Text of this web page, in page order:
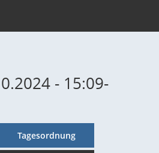
- 15:09-
Tagesordnung